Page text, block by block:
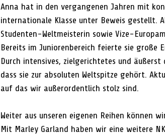
Anna hat in den vergangenen Jahren mit
internationale Klasse unter Beweis gestellt.
Studenten-Weltmeisterin sowie Vize-
Bereits im Juniorenbereich feierte sie große
Durch intensives, zielgerichtetes und
dass sie zur absoluten Weltspitze gehört.
auf das wir außerordentlich stolz sind.
Weiter aus unseren eigenen Reihen können
Mit Marley Garland haben wir eine weitere